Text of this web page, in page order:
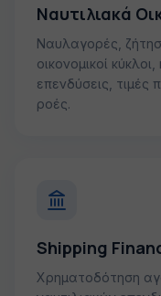
Ναυτιλιακά
Ναυλαγορές,
οικονομικοί
επενδύσεις, τιμές
ροές.
Shipping
Χρηματοδότηση